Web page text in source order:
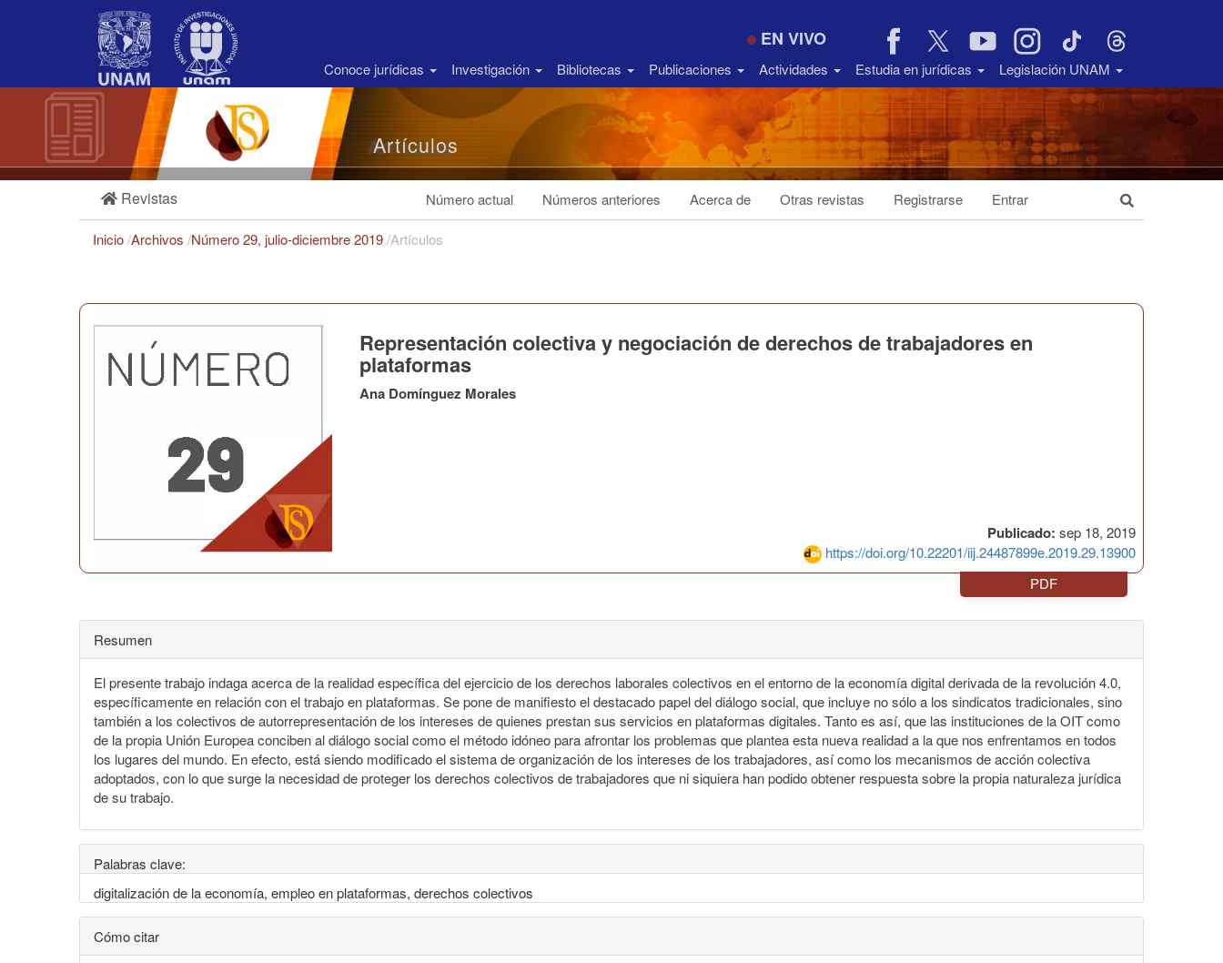
Barra
EN VIVO
Conoce jurídicas Investigación Bibliotecas Publicaciones Actividades Estudia en jurídicas Legislación UNAM
Artículos
Revistas Número actual Números anteriores Acerca de Otras revistas Registrarse Entrar
Inicio/Archivos /Número 29, julio-diciembre 2019/Artículos
Publicado: sep 18, 2019
https://doi.org/10.22201/iij.24487899e.2019.29.13900
Representación colectiva y negociación de derechos de trabajadores en
plataformas
Ana Domínguez Morales
PDF
Resumen
El presente trabajo indaga acerca de la realidad específica del ejercicio de los derechos laborales colectivos en el entorno de la economía digital derivada de la revolución 4.0,
específicamente en relación con el trabajo en plataformas. Se pone de manifiesto el destacado papel del diálogo social, que incluye no sólo a los sindicatos tradicionales, sino
también a los colectivos de autorrepresentación de los intereses de quienes prestan sus servicios en plataformas digitales. Tanto es así, que las instituciones de la OIT como
de la propia Unión Europea conciben al diálogo social como el método idóneo para afrontar los problemas que plantea esta nueva realidad a la que nos enfrentamos en todos
los lugares del mundo. En efecto, está siendo modificado el sistema de organización de los intereses de los trabajadores, así como los mecanismos de acción colectiva
adoptados, con lo que surge la necesidad de proteger los derechos colectivos de trabajadores que ni siquiera han podido obtener respuesta sobre la propia naturaleza jurídica
de su trabajo.
Palabras clave:
digitalización de la economía, empleo en plataformas, derechos colectivos
Cómo citar